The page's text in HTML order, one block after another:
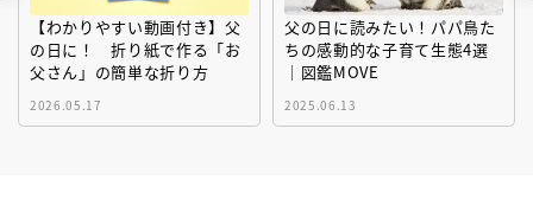
【わかりやすい動画付き】父
の日に！ 折り紙で作る「お
父さん」の簡単な折り方
2026.05.17
父の日に読みたい！パパ鳥た
ちの感動的な子育て生態4選
｜図鑑MOVE
2025.06.13